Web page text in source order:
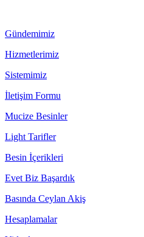
Gündemimiz
Hizmetlerimiz
Sistemimiz
İletişim Formu
Mucize Besinler
Light Tarifler
Besin İçerikleri
Evet Biz Başardık
Basında Ceylan Akiş
Hesaplamalar